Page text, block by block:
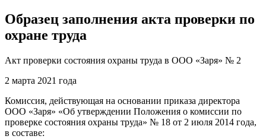
Образец заполнения акта проверки по
охране труда
Акт проверки состояния охраны труда в ООО «Заря» № 2
2 марта 2021 года
Комиссия, действующая на основании приказа директора
ООО «Заря» «Об утверждении Положения о комиссии по
проверке состояния охраны труда» № 18 от 2 июля 2014 года,
в составе: